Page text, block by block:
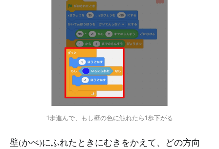
1歩進んで、もし壁の色に触れたら1歩下がる
壁(かべ)にふれたときにむきをかえて、どの方向